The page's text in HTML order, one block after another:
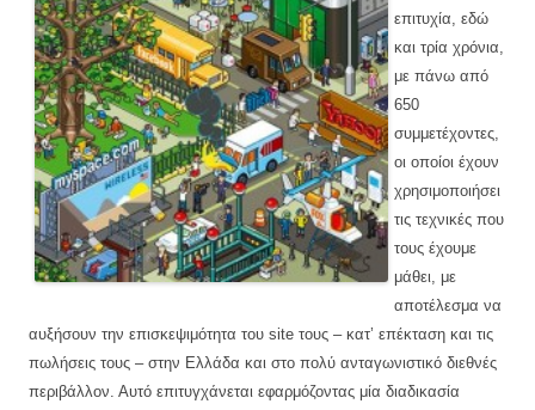
επιτυχία, εδώ
και τρία χρόνια,
με πάνω από
650
συμμετέχοντες,
οι οποίοι έχουν
χρησιμοποιήσει
τις τεχνικές που
τους έχουμε
μάθει, με
αποτέλεσμα να
αυξήσουν την επισκεψιμότητα του site τους – κατ’ επέκταση και τις
πωλήσεις τους – στην Ελλάδα και στο πολύ ανταγωνιστικό διεθνές
περιβάλλον. Αυτό επιτυγχάνεται εφαρμόζοντας μία διαδικασία